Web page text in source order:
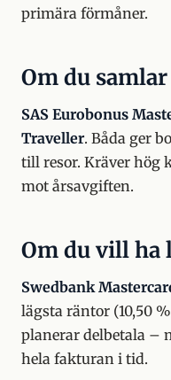
primära förmåner.
Om du
SAS Eurobonus
Traveller. Båda ger
till resor. Kräver hög
mot årsavgiften.
Om du vill ha
Swedbank
lägsta räntor (10,50
planerar delbetala –
hela fakturan i tid.